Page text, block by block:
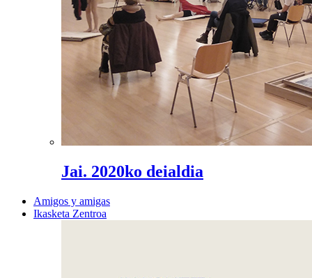
Jai. 2020ko deialdia
Amigos y amigas
Ikasketa Zentroa